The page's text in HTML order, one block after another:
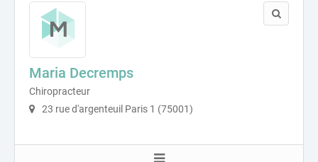
Maria Decremps
Chiropracteur
23 rue d'argenteuil Paris 1 (75001)